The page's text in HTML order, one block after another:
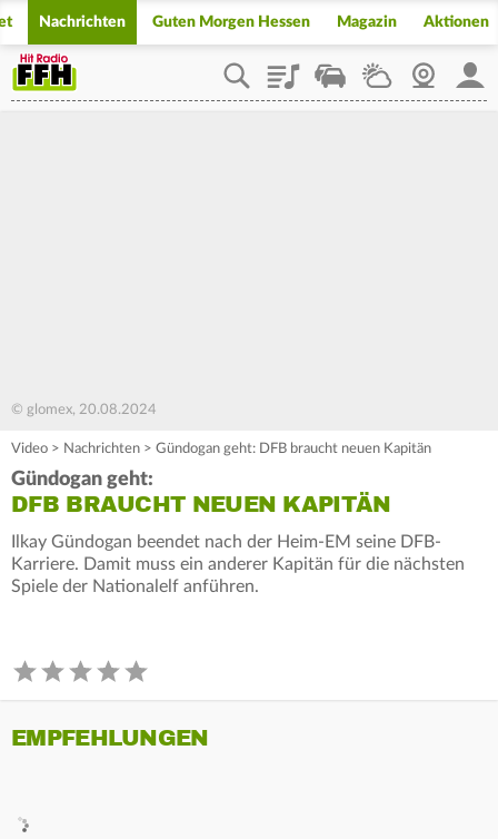
Nachrichten Guten Morgen Hessen Magazin Aktionen
PlaylistStaupilotWetterWebcam
© glomex, 20.08.2024
Video > Nachrichten > Gündogan geht: DFB braucht neuen Kapitän
Gündogan geht:
DFB BRAUCHT NEUEN KAPITÄN
Ilkay Gündogan beendet nach der Heim-EM seine DFB-
Karriere. Damit muss ein anderer Kapitän für die nächsten
Spiele der Nationalelf anführen.
EMPFEHLUNGEN